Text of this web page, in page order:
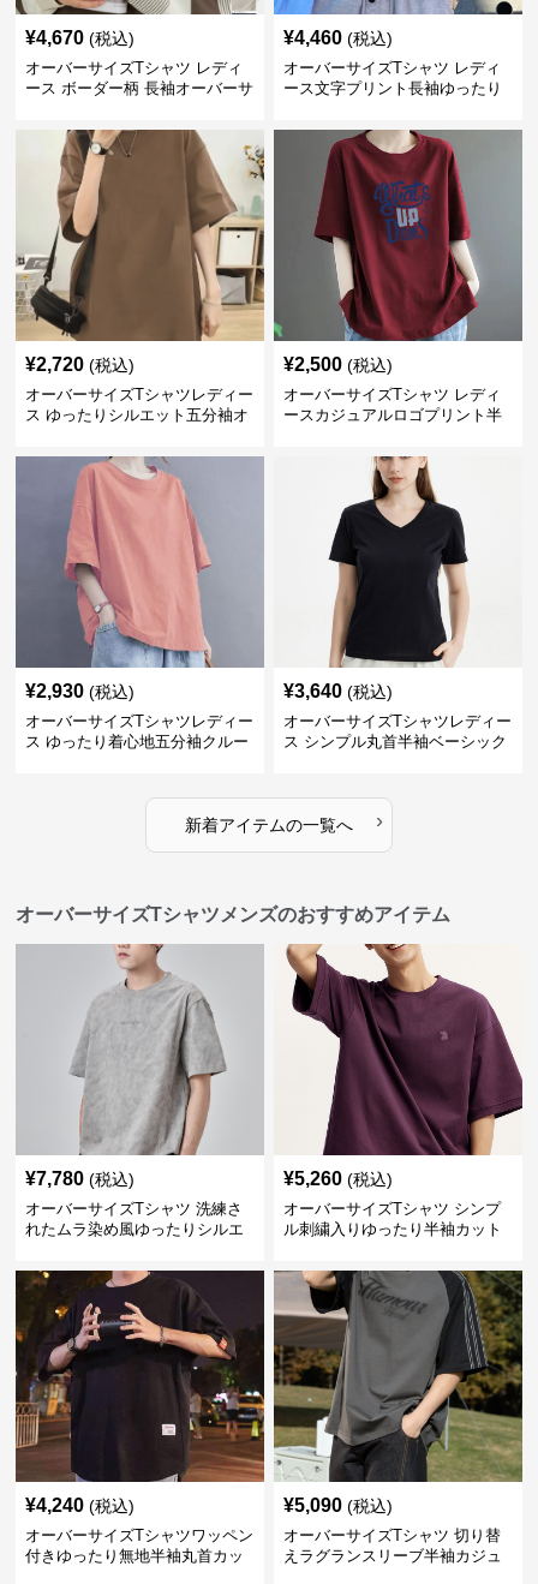
¥4,670 (税込)
オーバーサイズTシャツ レディ
ース ボーダー柄 長袖オーバーサ
¥4,460 (税込)
オーバーサイズTシャツ レディ
ース文字プリント長袖ゆったり
¥2,720 (税込)
オーバーサイズTシャツレディー
ス ゆったりシルエット五分袖オ
¥2,500 (税込)
オーバーサイズTシャツ レディ
ースカジュアルロゴプリント半
¥2,930 (税込)
オーバーサイズTシャツレディー
ス ゆったり着心地五分袖クルー
¥3,640 (税込)
オーバーサイズTシャツレディー
ス シンプル丸首半袖ベーシック
新着アイテムの一覧へ ›
オーバーサイズTシャツメンズのおすすめアイテム
¥7,780 (税込)
オーバーサイズTシャツ 洗練さ
れたムラ染め風ゆったりシルエ
¥5,260 (税込)
オーバーサイズTシャツ シンプ
ル刺繍入りゆったり半袖カット
¥4,240 (税込)
オーバーサイズTシャツワッペン
付きゆったり無地半袖丸首カッ
¥5,090 (税込)
オーバーサイズTシャツ 切り替
えラグランスリーブ半袖カジュ